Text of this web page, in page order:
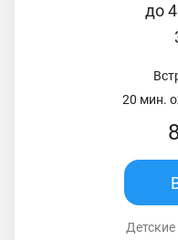
до
20 мин.